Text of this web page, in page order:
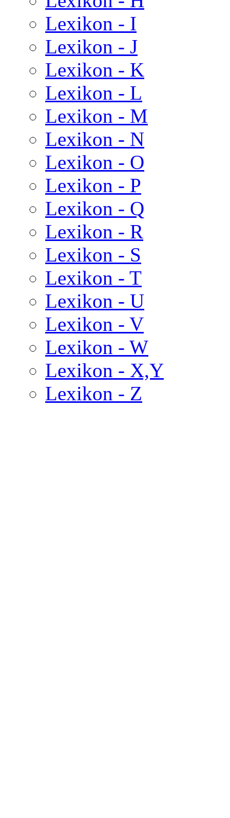
Lexikon - I
Lexikon - J
Lexikon - K
Lexikon - L
Lexikon - M
Lexikon - N
Lexikon - O
Lexikon - P
Lexikon - Q
Lexikon - R
Lexikon - S
Lexikon - T
Lexikon - U
Lexikon - V
Lexikon - W
Lexikon - X,Y
Lexikon - Z